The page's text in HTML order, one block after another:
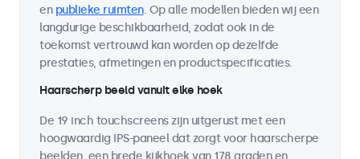
en publieke ruimten. Op alle modellen bieden wij een
langdurige beschikbaarheid, zodat ook in de
toekomst vertrouwd kan worden op dezelfde
prestaties, afmetingen en productspecificaties.
Haarscherp beeld vanuit elke hoek
De 19 inch touchscreens zijn uitgerust met een
hoogwaardig IPS-paneel dat zorgt voor haarscherpe
beelden, een brede kijkhoek van 178 graden en